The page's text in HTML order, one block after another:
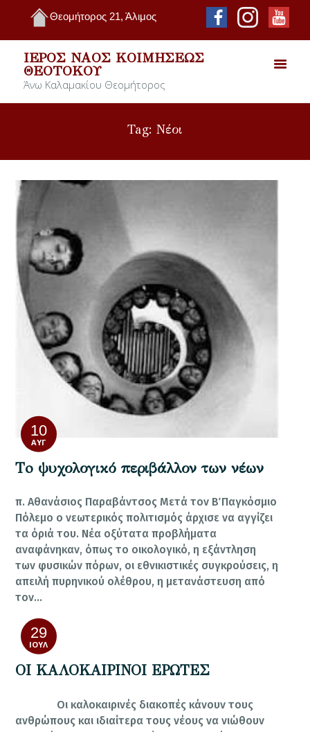
Θεομήτορος 21, Άλιμος
ΙΕΡΌΣ ΝΑΌΣ ΚΟΙΜΉΣΕΩΣ
ΘΕΟΤΌΚΟΥ
Άνω Καλαμακίου Θεομήτορος
Tag: Νέοι
10
ΑΥΓ
Τo ψυχολογικό περιβάλλον των νέων
π. Αθανάσιος Παραβάντσος Μετά τον Β΄ Παγκόσμιο
Πόλεμο ο νεωτερικός πολιτισμός άρχισε να αγγίζει
τα όριά του. Νέα οξύτατα προβλήματα
αναφάνηκαν, όπως το οικολογικό, η εξάντληση
των φυσικών πόρων, οι εθνικιστικές συγκρούσεις, η
απειλή πυρηνικού ολέθρου, η μετανάστευση από
τον…
29
ΙΟΎΛ
ΟΙ ΚΑΛΟΚΑΙΡΙΝΟΙ ΕΡΩΤΕΣ
Οι καλοκαιρινές διακοπές κάνουν τους
ανθρώπους και ιδιαίτερα τους νέους να νιώθουν